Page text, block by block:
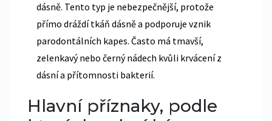
dásně. Tento typ je nebezpečnější, protože
přímo dráždí tkáň dásně a podporuje vznik
parodontálních kapes. Často má tmavší,
zelenkavý nebo černý nádech kvůli krvácení z
dásní a přítomnosti bakterií.
Hlavní příznaky, podle